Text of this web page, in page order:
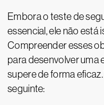
Embora o teste de
essencial, ele não está
Compreender esses
para desenvolver uma
supere de forma
seguinte: